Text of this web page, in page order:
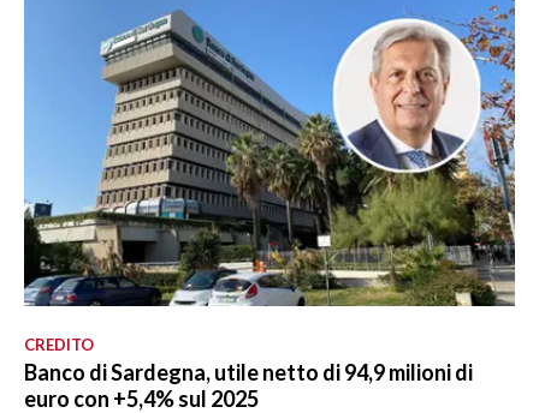
CREDITO
Banco di Sardegna, utile netto di 94,9 milioni di
euro con +5,4% sul 2025